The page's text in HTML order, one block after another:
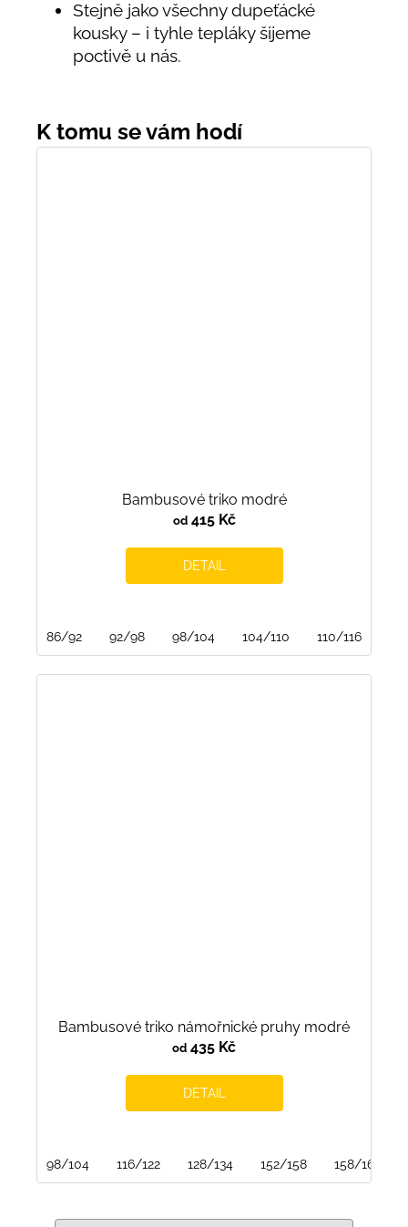
Stejně jako všechny dupeťácké
kousky – i tyhle tepláky šijeme
poctivě u nás.
Bambusové triko modré
od415 Kč
DETAIL
86/92 92/98 98/104 104/110 110/116
Bambusové triko námořnické pruhy modré
od 435 Kč
DETAIL
98/104 116/122 128/134 152/158 158/164